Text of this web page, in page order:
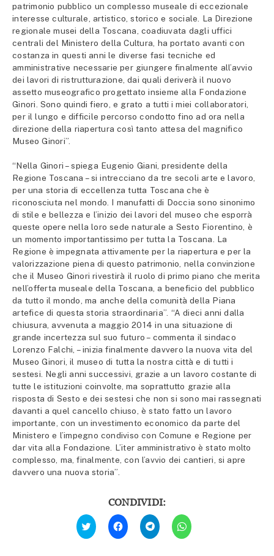
patrimonio pubblico un complesso museale di eccezionale
interesse culturale, artistico, storico e sociale. La Direzione
regionale musei della Toscana, coadiuvata dagli uffici
centrali del Ministero della Cultura, ha portato avanti con
costanza in questi anni le diverse fasi tecniche ed
amministrative necessarie per giungere finalmente all’avvio
dei lavori di ristrutturazione, dai quali deriverà il nuovo
assetto museografico progettato insieme alla Fondazione
Ginori. Sono quindi fiero, e grato a tutti i miei collaboratori,
per il lungo e difficile percorso condotto fino ad ora nella
direzione della riapertura così tanto attesa del magnifico
Museo Ginori”.
“Nella Ginori – spiega Eugenio Giani, presidente della
Regione Toscana – si intrecciano da tre secoli arte e lavoro,
per una storia di eccellenza tutta Toscana che è
riconosciuta nel mondo. I manufatti di Doccia sono sinonimo
di stile e bellezza e l’inizio dei lavori del museo che esporrà
queste opere nella loro sede naturale a Sesto Fiorentino, è
un momento importantissimo per tutta la Toscana. La
Regione è impegnata attivamente per la riapertura e per la
valorizzazione piena di questo patrimonio, nella convinzione
che il Museo Ginori rivestirà il ruolo di primo piano che merita
nell’offerta museale della Toscana, a beneficio del pubblico
da tutto il mondo, ma anche della comunità della Piana
artefice di questa storia straordinaria”. “A dieci anni dalla
chiusura, avvenuta a maggio 2014 in una situazione di
grande incertezza sul suo futuro – commenta il sindaco
Lorenzo Falchi, – inizia finalmente davvero la nuova vita del
Museo Ginori, il museo di tutta la nostra città e di tutti i
sestesi. Negli anni successivi, grazie a un lavoro costante di
tutte le istituzioni coinvolte, ma soprattutto grazie alla
risposta di Sesto e dei sestesi che non si sono mai rassegnati
davanti a quel cancello chiuso, è stato fatto un lavoro
importante, con un investimento economico da parte del
Ministero e l’impegno condiviso con Comune e Regione per
dar vita alla Fondazione. L’iter amministrativo è stato molto
complesso, ma, finalmente, con l’avvio dei cantieri, si apre
davvero una nuova storia”.
CONDIVIDI:
Fai
clic
qui
Fai
clic
per
condividere
Fai
clic
per
condividere
Fai
clic
per